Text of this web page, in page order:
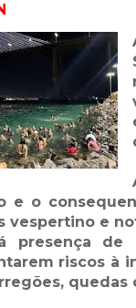
e o
vespertino e
presença de
riscos à
quedas